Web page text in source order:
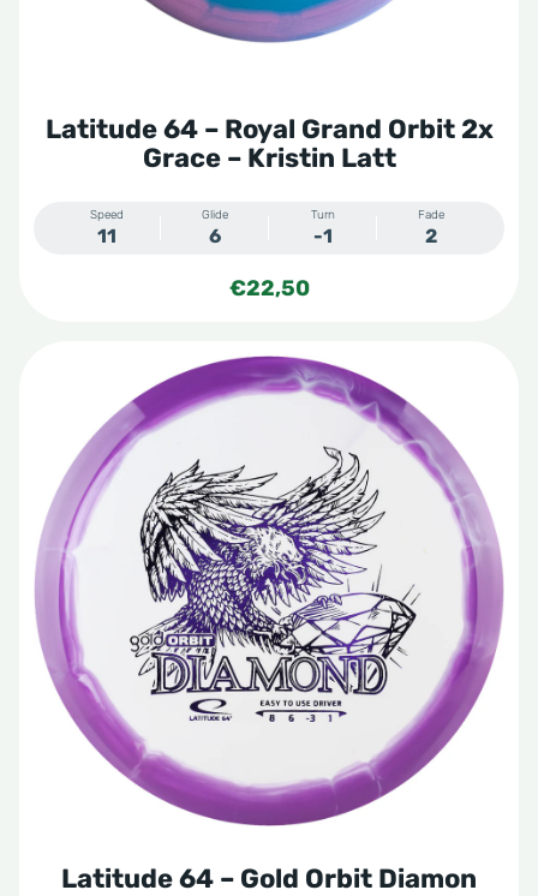
Latitude 64 – Royal Grand Orbit 2x
Grace – Kristin Latt
Speed
11
Glide
6
Turn
-1
Fade
2
€22,50
Latitude 64 – Gold Orbit Diamon